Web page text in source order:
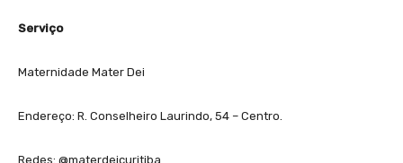
Serviço
Maternidade Mater Dei
Endereço: R. Conselheiro Laurindo, 54 – Centro.
Redes: @materdeicuritiba